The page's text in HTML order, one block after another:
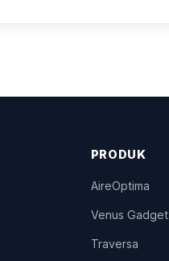
PRODUK
AireOptima
Venus Gadget
Traversa